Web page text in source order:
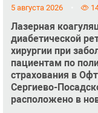
5 августа 2026
Лазерная
диабетической
хирургии при
пациентам по
страхования в
Сергиево-
расположено в